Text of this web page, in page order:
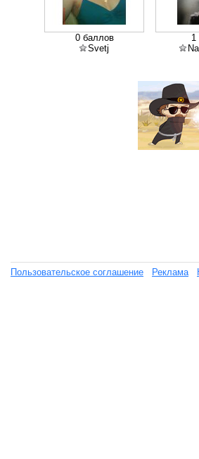
0 баллов
Svetj
1
Пользовательское соглашение Реклама